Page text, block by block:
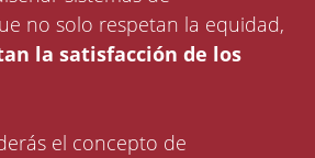
no solo respetan la equidad,
la satisfacción de los
el concepto de